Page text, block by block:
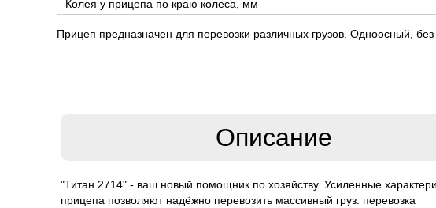
Колея у прицепа по краю колеса, мм
Прицеп предназначен для перевозки различных грузов. Одноосный,
Описание
"Титан 2714" - ваш новый помощник по хозяйству. Усиленные
прицепа позволяют надёжно перевозить массивный груз: перевозка